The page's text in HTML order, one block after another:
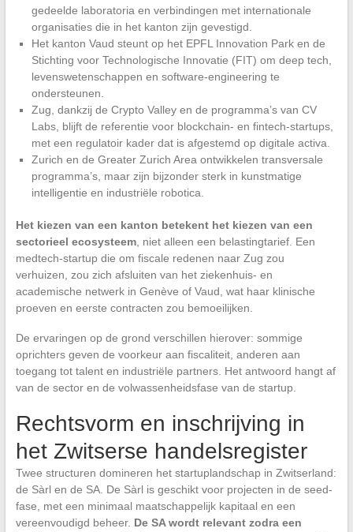
gedeelde laboratoria en verbindingen met internationale
organisaties die in het kanton zijn gevestigd.
Het kanton Vaud steunt op het EPFL Innovation Park en de
Stichting voor Technologische Innovatie (FIT) om deep tech,
levenswetenschappen en software-engineering te
ondersteunen.
Zug, dankzij de Crypto Valley en de programma’s van CV
Labs, blijft de referentie voor blockchain- en fintech-startups,
met een regulatoir kader dat is afgestemd op digitale activa.
Zurich en de Greater Zurich Area ontwikkelen transversale
programma’s, maar zijn bijzonder sterk in kunstmatige
intelligentie en industriële robotica.
Het kiezen van een kanton betekent het kiezen van een
sectorieel ecosysteem, niet alleen een belastingtarief. Een
medtech-startup die om fiscale redenen naar Zug zou
verhuizen, zou zich afsluiten van het ziekenhuis- en
academische netwerk in Genève of Vaud, wat haar klinische
proeven en eerste contracten zou bemoeilijken.
De ervaringen op de grond verschillen hierover: sommige
oprichters geven de voorkeur aan fiscaliteit, anderen aan
toegang tot talent en industriële partners. Het antwoord hangt af
van de sector en de volwassenheidsfase van de startup.
Rechtsvorm en inschrijving in
het Zwitserse handelsregister
Twee structuren domineren het startuplandschap in Zwitserland:
de Sàrl en de SA. De Sàrl is geschikt voor projecten in de seed-
fase, met een minimaal maatschappelijk kapitaal en een
vereenvoudigd beheer. De SA wordt relevant zodra een